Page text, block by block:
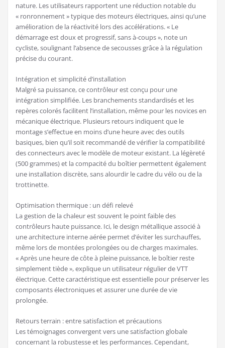
nature. Les utilisateurs rapportent une réduction notable du
« ronronnement » typique des moteurs électriques, ainsi qu’une
amélioration de la réactivité lors des accélérations. « Le
démarrage est doux et progressif, sans à-coups », note un
cycliste, soulignant l’absence de secousses grâce à la régulation
précise du courant.
Intégration et simplicité d’installation
Malgré sa puissance, ce contrôleur est conçu pour une
intégration simplifiée. Les branchements standardisés et les
repères colorés facilitent l’installation, même pour les novices en
mécanique électrique. Plusieurs retours indiquent que le
montage s’effectue en moins d’une heure avec des outils
basiques, bien qu’il soit recommandé de vérifier la compatibilité
des connecteurs avec le modèle de moteur existant. La légèreté
(500 grammes) et la compacité du boîtier permettent également
une installation discrète, sans alourdir le cadre du vélo ou de la
trottinette.
Optimisation thermique : un défi relevé
La gestion de la chaleur est souvent le point faible des
contrôleurs haute puissance. Ici, le design métallique associé à
une architecture interne aérée permet d’éviter les surchauffes,
même lors de montées prolongées ou de charges maximales.
« Après une heure de côte à pleine puissance, le boîtier reste
simplement tiède », explique un utilisateur régulier de VTT
électrique. Cette caractéristique est essentielle pour préserver les
composants électroniques et assurer une durée de vie
prolongée.
Retours terrain : entre satisfaction et précautions
Les témoignages convergent vers une satisfaction globale
concernant la robustesse et les performances. Cependant,